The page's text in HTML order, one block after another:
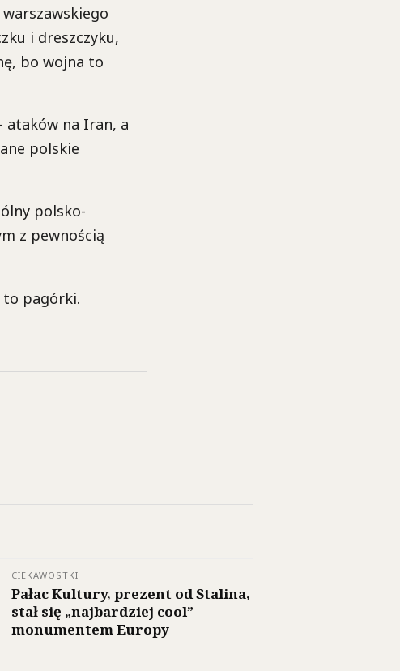
i dreszczyku,
bo wojna to
ataków na Iran, a
polskie
polsko-
z pewnością
to pagórki.
CIEKAWOSTKI
Pałac Kultury, prezent od Stalina,
stał się „najbardziej cool”
monumentem Europy